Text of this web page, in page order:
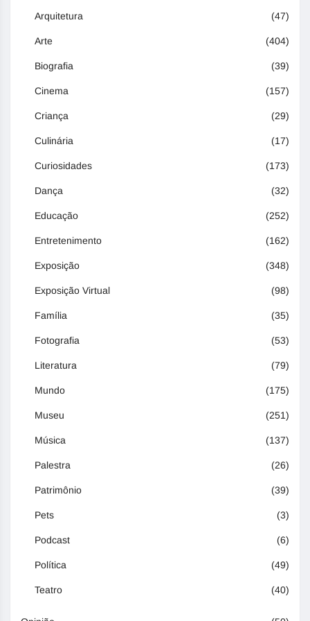
Arquitetura (47)
Arte (404)
Biografia (39)
Cinema (157)
Criança (29)
Culinária (17)
Curiosidades (173)
Dança (32)
Educação (252)
Entretenimento (162)
Exposição (348)
Exposição Virtual (98)
Família (35)
Fotografia (53)
Literatura (79)
Mundo (175)
Museu (251)
Música (137)
Palestra (26)
Patrimônio (39)
Pets (3)
Podcast (6)
Política (49)
Teatro (40)